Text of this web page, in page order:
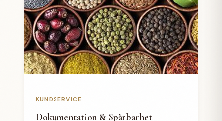
KUNDSERVICE
Dokumentation & Spårbarhet